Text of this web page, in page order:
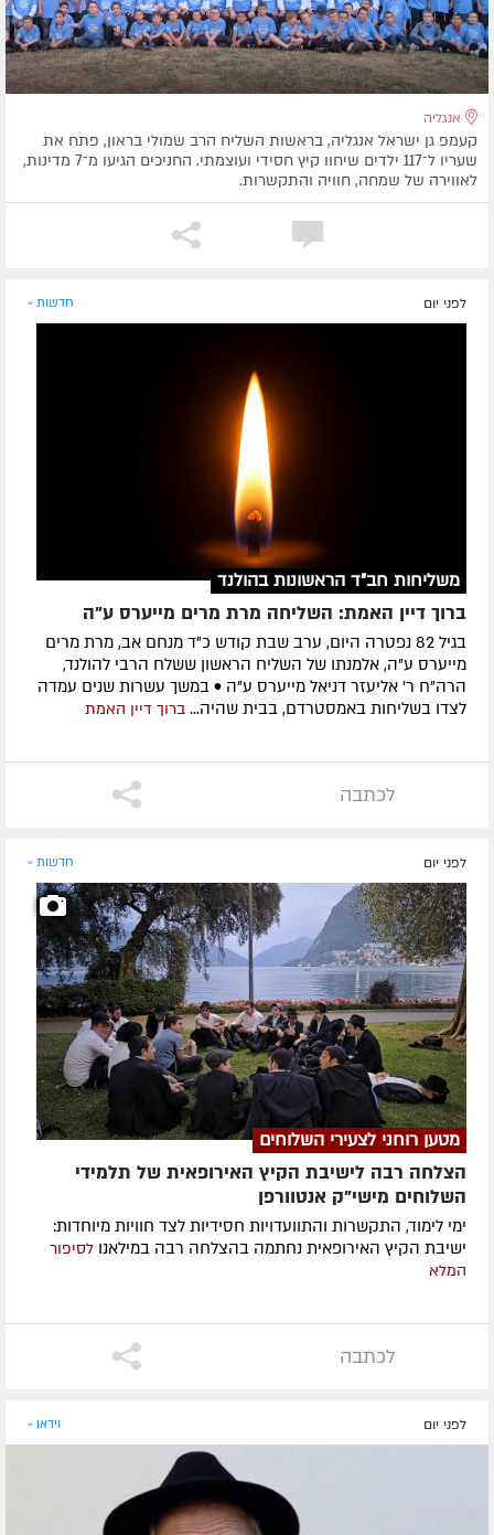
אנגליה
קעמפ גן ישראל אנגליה, בראשות השליח הרב שמולי בראון, פתח את
שעריו ל־117 ילדים שיחוו קיץ חסידי ועוצמתי. החניכים הגיעו מ־7 מדינות,
לאווירה של שמחה, חוויה והתקשרות.
לפני יום חדשות »
משליחות חב"ד הראשונות בהולנד
ברוך דיין האמת: השליחה מרת מרים מייערס ע"ה
בגיל 82 נפטרה היום, ערב שבת קודש כ"ד מנחם אב, מרת מרים
מייערס ע"ה, אלמנתו של השליח הראשון ששלח הרבי להולנד,
הרה"ח ר' אליעזר דניאל מייערס ע"ה • במשך עשרות שנים עמדה
לצדו בשליחות באמסטרדם, בבית שהיה... ברוך דיין האמת
לכתבה
לפני יום חדשות »
מטען רוחני לצעירי השלוחים
הצלחה רבה לישיבת הקיץ האירופאית של תלמידי
השלוחים מישי"ק אנטוורפן
ימי לימוד, התקשרות והתוועדויות חסידיות לצד חוויות מיוחדות:
ישיבת הקיץ האירופאית נחתמה בהצלחה רבה במילאנו לסיפור
המלא
לכתבה
לפני יום וידאו »